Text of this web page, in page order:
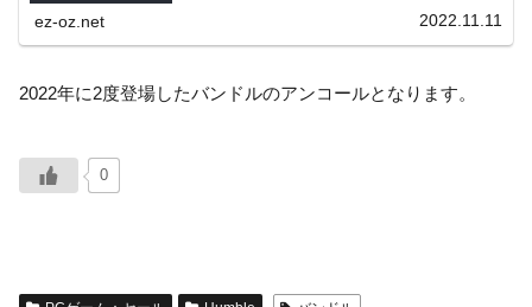
ez-oz.net 2022.11.11
2022年に2度登場したバンドルのアンコールとなります。
0